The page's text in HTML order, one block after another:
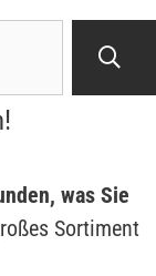
was Sie
Sortiment